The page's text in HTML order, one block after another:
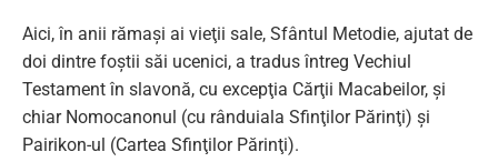
Aici, în anii rămaşi ai vieţii sale, Sfântul Metodie, ajutat de
doi dintre foştii săi ucenici, a tradus întreg Vechiul
Testament în slavonă, cu excepţia Cărţii Macabeilor, şi
chiar Nomocanonul (cu rânduiala Sfinţilor Părinţi) şi
Pairikon-ul (Cartea Sfinţilor Părinţi).